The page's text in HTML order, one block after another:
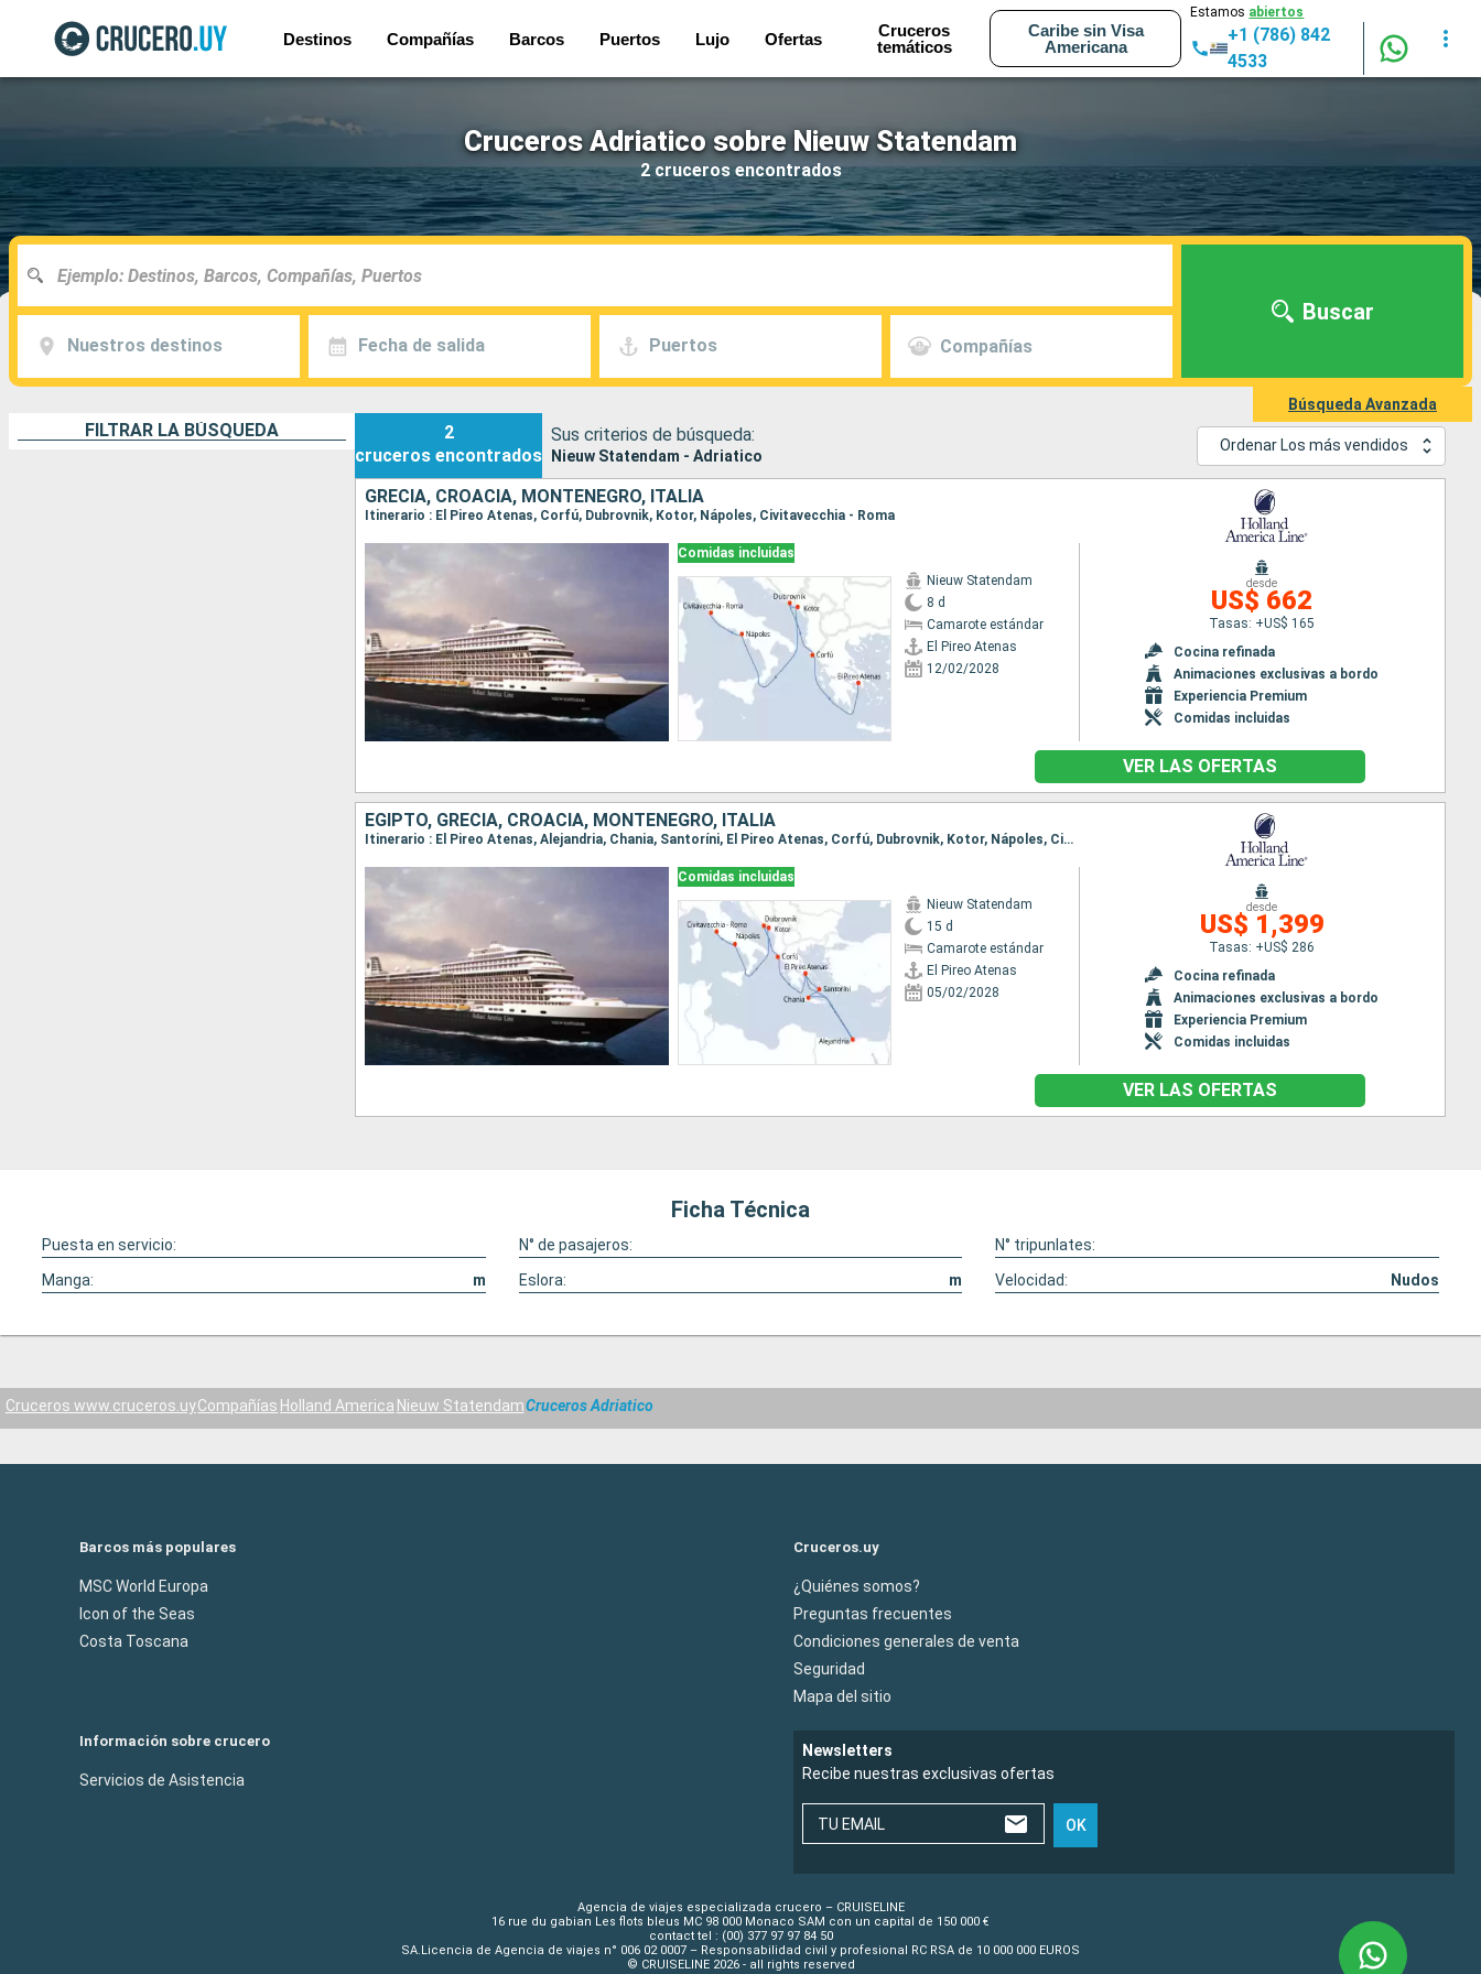
Destinos Compañías Barcos Puertos Lujo Ofertas
Cruceros
temáticos
Caribe sin Visa
Americana
Estamos abiertos
+1 (786) 842
4533
Cruceros Adriatico sobre Nieuw Statendam
2 cruceros encontrados
Nuestros destinos Fecha de salida Puertos Compañías
Buscar
Búsqueda Avanzada
FILTRAR LA BÚSQUEDA
2
cruceros encontrados
Sus criterios de búsqueda:
Nieuw Statendam - Adriatico
Ordenar Los más vendidos
GRECIA, CROACIA, MONTENEGRO, ITALIA
Itinerario : El Pireo Atenas, Corfú, Dubrovnik, Kotor, Nápoles, Civitavecchia - Roma
Comidas incluidas
Nieuw Statendam
8 d
Camarote estándar
El Pireo Atenas
12/02/2028
desde
US$ 662
Tasas: +US$ 165
Cocina refinada
Animaciones exclusivas a bordo
Experiencia Premium
Comidas incluidas
VER LAS OFERTAS
EGIPTO, GRECIA, CROACIA, MONTENEGRO, ITALIA
Itinerario : El Pireo Atenas, Alejandria, Chania, Santoríni, El Pireo Atenas, Corfú, Dubrovnik, Kotor, Nápoles, Civitavecchia - Roma
Comidas incluidas
Nieuw Statendam
15 d
Camarote estándar
El Pireo Atenas
05/02/2028
desde
US$ 1,399
Tasas: +US$ 286
Cocina refinada
Animaciones exclusivas a bordo
Experiencia Premium
Comidas incluidas
VER LAS OFERTAS
Ficha Técnica
Puesta en servicio: N° de pasajeros:
N° tripunlates:
Manga:
m Eslora: m Velocidad: Nudos
Cruceros www.cruceros.uyCompañías Holland America Nieuw StatendamCruceros Adriatico
Barcos más populares
MSC World Europa
Icon of the Seas
Costa Toscana
Cruceros.uy
¿Quiénes somos?
Preguntas frecuentes
Condiciones generales de venta
Seguridad
Mapa del sitio
Información sobre crucero
Servicios de Asistencia
Newsletters
Recibe nuestras exclusivas ofertas
TU EMAIL OK
Agencia de viajes especializada crucero – CRUISELINE
16 rue du gabian Les flots bleus MC 98 000 Monaco SAM con un capital de 150 000 €
contact tel : (00) 377 97 97 84 50
SA.Licencia de Agencia de viajes n° 006 02 0007 – Responsabilidad civil y profesional RC RSA de 10 000 000 EUROS
© CRUISELINE 2026 - all rights reserved